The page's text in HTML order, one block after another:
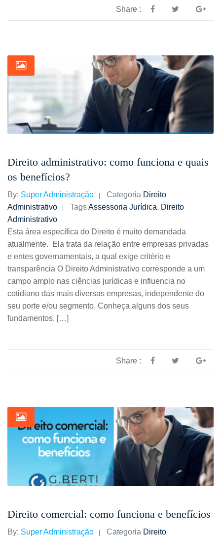
Share :
Direito administrativo: como funciona e quais
os benefícios?
By: Super Administração Categoria Direito
Administrativo
TagsAssessoria Jurídica, Direito
Administrativo
Esta área específica do Direito é muito demandada
atualmente. Ela trata da relação entre empresas privadas
e entes governamentais, a qual exige critério e
transparência O Direito Administrativo corresponde a um
campo amplo nas ciências jurídicas e influencia no
cotidiano das mais diversas empresas, independente do
seu porte e/ou segmento. Conheça alguns dos seus
fundamentos, […]
Share :
Direito comercial: como funciona e benefícios
By: Super Administração Categoria Direito